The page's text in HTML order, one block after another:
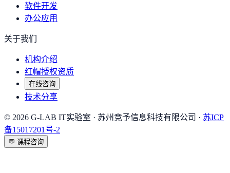
软件开发
办公应用
关于我们
机构介绍
红帽授权资质
在线咨询
技术分享
© 2026 G-LAB IT实验室 · 苏州竞予信息科技有限公司 · 苏ICP
备15017201号-2
💬 课程咨询